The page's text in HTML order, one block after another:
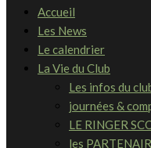
Accueil
Les News
Le calendrier
La Vie du Club
Les infos du
journées &
LE RINGER
les